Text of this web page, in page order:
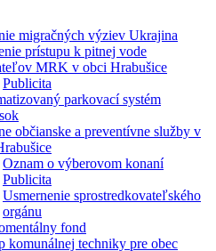
migračných výziev Ukrajina
prístupu k pitnej vode
MRK v obci Hrabušice
Publicita
parkovací systém
občianske a preventívne služby v
Oznam o výberovom konaní
Publicita
Usmernenie sprostredkovateľského
orgánu
fond
komunálnej techniky pre obec